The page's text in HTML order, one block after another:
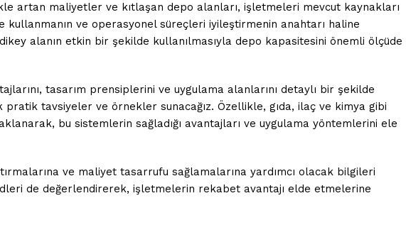
artan maliyetler ve kıtlaşan depo alanları, işletmeleri mevcut kaynakları
kullanmanın ve operasyonel süreçleri iyileştirmenin anahtarı haline
alanın etkin bir şekilde kullanılmasıyla depo kapasitesini önemli ölçüde
tasarım prensiplerini ve uygulama alanlarını detaylı bir şekilde
pratik tavsiyeler ve örnekler sunacağız. Özellikle, gıda, ilaç ve kimya gibi
bu sistemlerin sağladığı avantajları ve uygulama yöntemlerini ele
ve maliyet tasarrufu sağlamalarına yardımcı olacak bilgileri
de değerlendirerek, işletmelerin rekabet avantajı elde etmelerine